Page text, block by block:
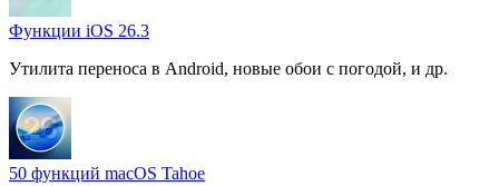
Функции iOS 26.3
Утилита переноса в Android, новые обои с погодой, и др.
50 функций macOS Tahoe